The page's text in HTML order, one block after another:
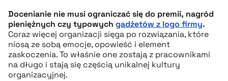
Docenianie nie musi ograniczać się do premii, nagród
pieniężnych czy typowych gadżetów z logo firmy.
Coraz więcej organizacji sięga po rozwiązania, które
niosą ze sobą emocje, opowieść i element
zaskoczenia. To właśnie one zostają z pracownikami
na długo i stają się częścią unikalnej kultury
organizacyjnej.